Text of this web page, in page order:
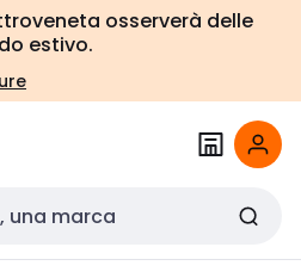
osserverà delle
estivo.